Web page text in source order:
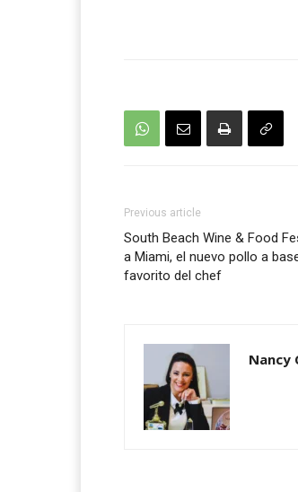
Previous article
South Beach Wine & Food
a Miami, el nuevo pollo a
favorito del chef
Nancy